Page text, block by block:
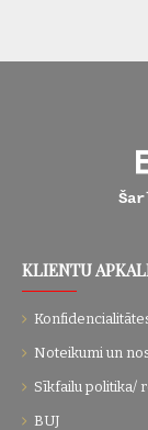
KLIENTU
Noteikumi un
Sīkfailu politika/
BUJ